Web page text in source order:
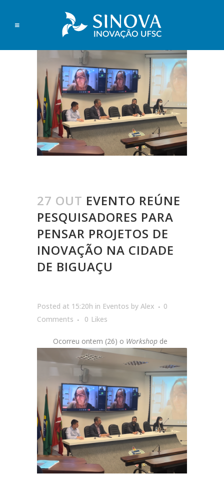
27 OUT EVENTO REÚNE
PESQUISADORES PARA
PENSAR PROJETOS DE
INOVAÇÃO NA CIDADE
DE BIGUAÇU
Posted at 15:20h in Eventos by Alex
0
Comments
0 Likes
Ocorreu ontem (26) o Workshop de